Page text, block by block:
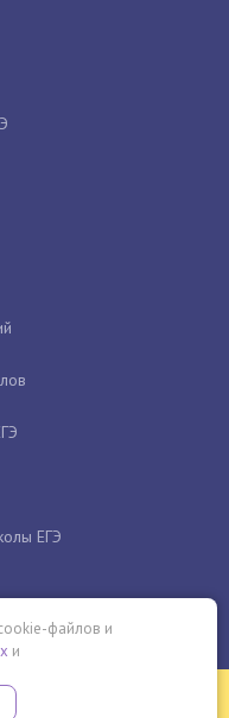
ЕГЭ
файлов и
и